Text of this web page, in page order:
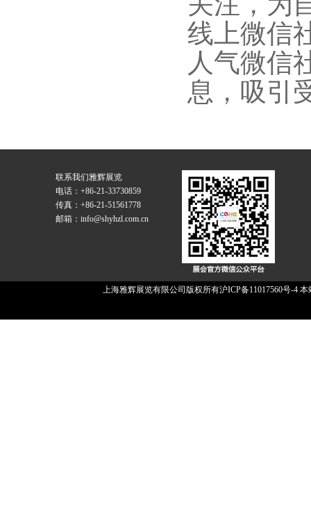
线上微信
人气微信
息，吸引
联系我们雅辉展览
电话：+86-21-33730859
传真：+86-21-51561778
邮箱：info@shyhzl.com.cn
上海雅辉展览有限公司版权所有沪ICP备11017560号-4 本